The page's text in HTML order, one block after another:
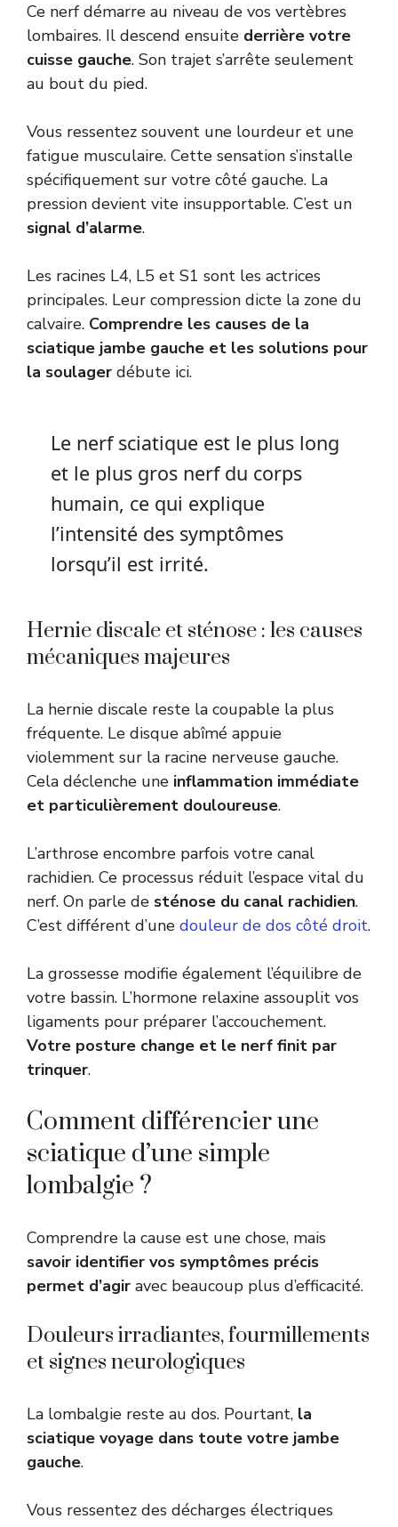
Ce nerf démarre au niveau de vos vertèbres
lombaires. Il descend ensuite derrière votre
cuisse gauche. Son trajet s’arrête seulement
au bout du pied.
Vous ressentez souvent une lourdeur et une
fatigue musculaire. Cette sensation s’installe
spécifiquement sur votre côté gauche. La
pression devient vite insupportable. C’est un
signal d’alarme.
Les racines L4, L5 et S1 sont les actrices
principales. Leur compression dicte la zone du
calvaire. Comprendre les causes de la
sciatique jambe gauche et les solutions pour
la soulager débute ici.
Le nerf sciatique est le plus long
et le plus gros nerf du corps
humain, ce qui explique
l’intensité des symptômes
lorsqu’il est irrité.
Hernie discale et sténose : les causes
mécaniques majeures
La hernie discale reste la coupable la plus
fréquente. Le disque abîmé appuie
violemment sur la racine nerveuse gauche.
Cela déclenche une inflammation immédiate
et particulièrement douloureuse.
L’arthrose encombre parfois votre canal
rachidien. Ce processus réduit l’espace vital du
nerf. On parle de sténose du canal rachidien.
C’est différent d’une douleur de dos côté droit.
La grossesse modifie également l’équilibre de
votre bassin. L’hormone relaxine assouplit vos
ligaments pour préparer l’accouchement.
Votre posture change et le nerf finit par
trinquer.
Comment différencier une
sciatique d’une simple
lombalgie ?
Comprendre la cause est une chose, mais
savoir identifier vos symptômes précis
permet d’agir avec beaucoup plus d’efficacité.
Douleurs irradiantes, fourmillements
et signes neurologiques
La lombalgie reste au dos. Pourtant, la
sciatique voyage dans toute votre jambe
gauche.
Vous ressentez des décharges électriques